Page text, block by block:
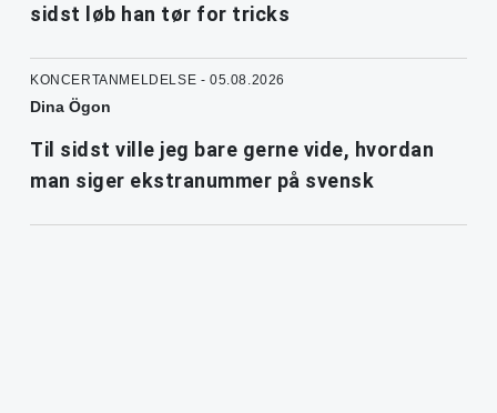
sidst løb han tør for tricks
KONCERTANMELDELSE - 05.08.2026
Dina Ögon
Til sidst ville jeg bare gerne vide, hvordan
man siger ekstranummer på svensk